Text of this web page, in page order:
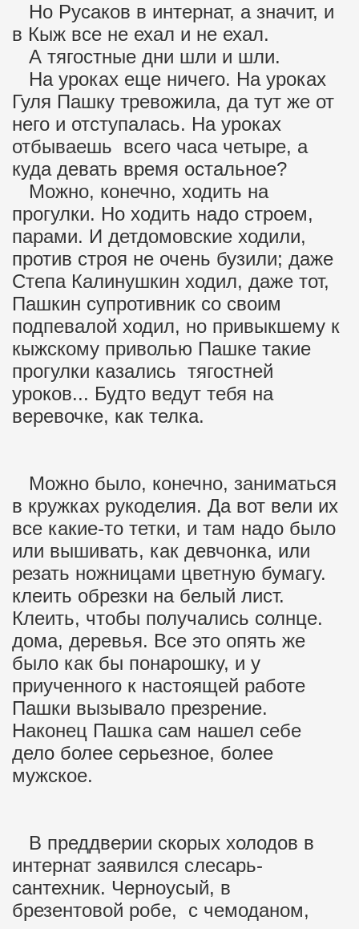
Но Русаков в интернат, а значит, и
в Кыж все не ехал и не ехал.
А тягостные дни шли и шли.
На уроках еще ничего. На уроках
Гуля Пашку тревожила, да тут же от
него и отступалась. На уроках
отбываешь всего часа четыре, а
куда девать время остальное?
Можно, конечно, ходить на
прогулки. Но ходить надо строем,
парами. И детдомовские ходили,
против строя не очень бузили; даже
Степа Калинушкин ходил, даже тот,
Пашкин супротивник со своим
подпевалой ходил, но привыкшему к
кыжскому приволью Пашке такие
прогулки казались тягостней
уроков... Будто ведут тебя на
веревочке, как телка.
Можно было, конечно, заниматься
в кружках рукоделия. Да вот вели их
все какие-то тетки, и там надо было
или вышивать, как девчонка, или
резать ножницами цветную бумагу.
клеить обрезки на белый лист.
Клеить, чтобы получались солнце.
дома, деревья. Все это опять же
было как бы понарошку, и у
приученного к настоящей работе
Пашки вызывало презрение.
Наконец Пашка сам нашел себе
дело более серьезное, более
мужское.
В преддверии скорых холодов в
интернат заявился слесарь-
сантехник. Черноусый, в
брезентовой робе, с чемоданом,